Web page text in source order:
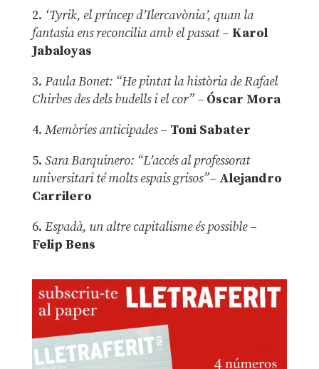
2. ‘Tyrik, el príncep d’Ilercavònia’, quan la
fantasia ens reconcilia amb el passat– Karol
Jabaloyas
3. Paula Bonet: “He pintat la història de Rafael
Chirbes des dels budells i el cor” –Óscar Mora
4. Memòries anticipades– Toni Sabater
5. Sara Barquinero: “L’accés al professorat
universitari té molts espais grisos”– Alejandro
Carrilero
6. Espadà, un altre capitalisme és possible –
Felip Bens